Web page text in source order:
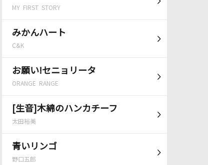
MY FIRST STORY
みかんハート
C&K
お願い!セニョリータ
ORANGE RANGE
[生音]木綿のハンカチーフ
太田裕美
青いリンゴ
野口五郎